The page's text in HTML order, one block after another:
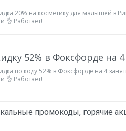
20% на косметику для малышей в
👌 Работает!
52% в Фоксфорде на
по коду 52% в Фоксфорде на 4
👌 Работает!
промокоды, горячие